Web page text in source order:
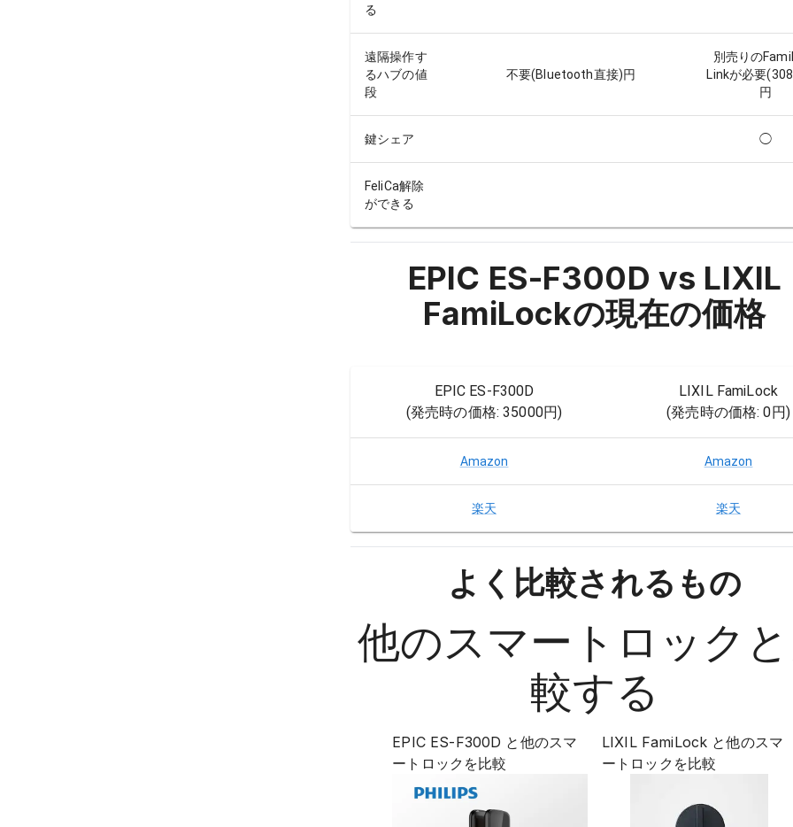
る
遠隔操作す
るハブの値
段
不要(Bluetooth直接)円
別売りの
Linkが必要
円
鍵シェア ◯
FeliCa解除
ができる
EPIC ES-F300D vs LIXIL
FamiLockの現在の価格
EPIC ES-F300D
(発売時の価格:35000円)
LIXIL FamiLock
(発売時の価格:0円)
Amazon Amazon
楽天 楽天
よく比較されるもの
他のスマートロック
較する
EPIC ES-F300D と他のスマ
ートロック を比較
LIXIL FamiLock と他のスマ
ートロック を比較